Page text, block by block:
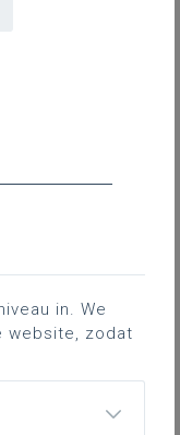
in. We
website, zodat